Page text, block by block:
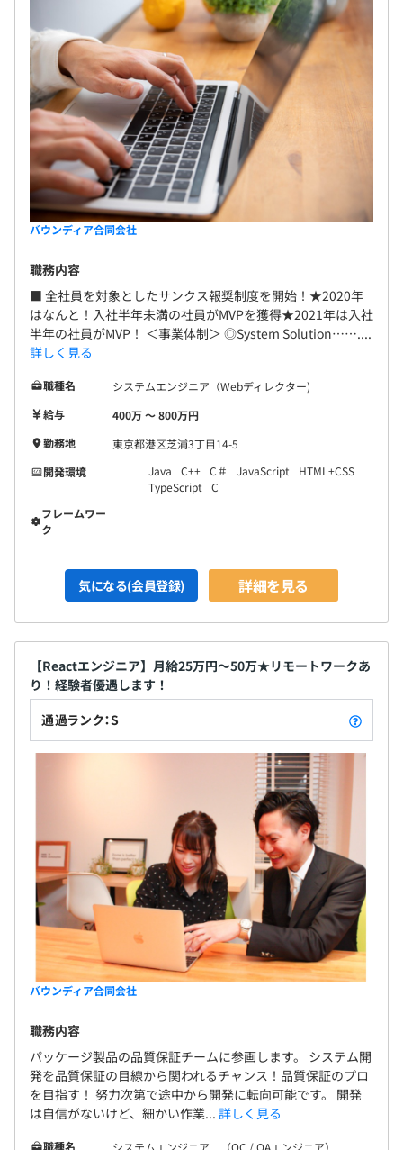
バウンディア合同会社
職務内容
■ 全社員を対象としたサンクス報奨制度を開始！★2020年
はなんと！入社半年未満の社員がMVPを獲得★2021年は入社
半年の社員がMVP！ ＜事業体制＞ ◎System Solution……....
詳しく見る
職種名
システムエンジニア（Webディレクター)
給与
400万 〜 800万円
勤務地
東京都港区芝浦3丁目14-5
開発環境
Java C++ C＃ JavaScript
HTML+CSS
TypeScript
C
フレームワー
ク
気になる(会員登録) 詳細を見る
【Reactエンジニア】月給25万円～50万★リモートワークあ
り！経験者優遇します！
通過ランク：S
バウンディア合同会社
職務内容
パッケージ製品の品質保証チームに参画します。 システム開
発を品質保証の目線から関われるチャンス！品質保証のプロ
を目指す！ 努力次第で途中から開発に転向可能です。 開発
は自信がないけど、細かい作業... 詳しく見る
職種名
システムエンジニア （QC / QAエンジニア）